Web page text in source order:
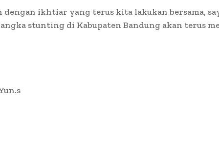
dengan ikhtiar yang terus kita lakukan bersama,
stunting di Kabupaten Bandung akan terus